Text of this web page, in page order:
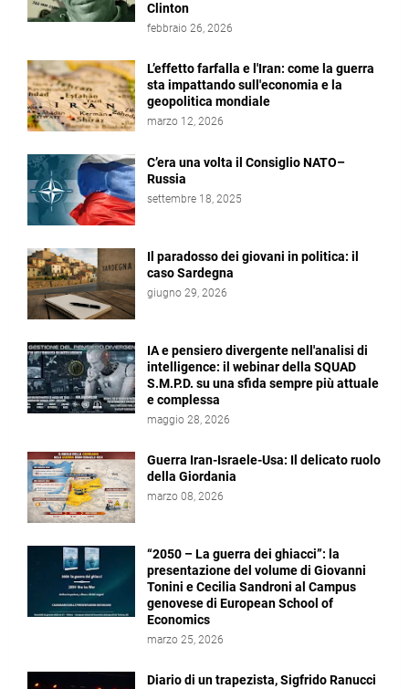
Clinton
febbraio 26, 2026
L’effetto farfalla e l'Iran: come la guerra
sta impattando sull'economia e la
geopolitica mondiale
marzo 12, 2026
C’era una volta il Consiglio NATO–
Russia
settembre 18, 2025
Il paradosso dei giovani in politica: il
caso Sardegna
giugno 29, 2026
IA e pensiero divergente nell'analisi di
intelligence: il webinar della SQUAD
S.M.P.D. su una sfida sempre più attuale
e complessa
maggio 28, 2026
Guerra Iran-Israele-Usa: Il delicato ruolo
della Giordania
marzo 08, 2026
“2050 – La guerra dei ghiacci”: la
presentazione del volume di Giovanni
Tonini e Cecilia Sandroni al Campus
genovese di European School of
Economics
marzo 25, 2026
Diario di un trapezista, Sigfrido Ranucci